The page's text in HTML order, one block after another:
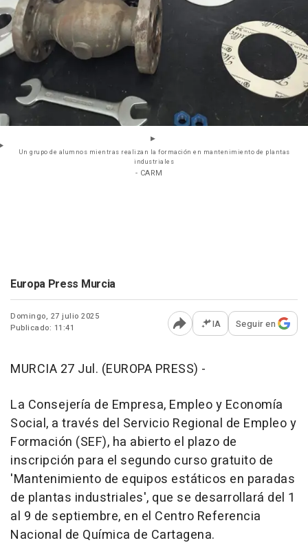
Un grupo de alumnos mientras realizan la formación en mantenimiento de plantas
industriales
- CARM
Europa Press Murcia
Domingo, 27 julio 2025
Publicado: 11:41
Abrir opciones para
IA Seguir en
MURCIA 27 Jul. (EUROPA PRESS) -
La Consejería de Empresa, Empleo y Economía
Social, a través del Servicio Regional de Empleo y
Formación (SEF), ha abierto el plazo de
inscripción para el segundo curso gratuito de
'Mantenimiento de equipos estáticos en paradas
de plantas industriales', que se desarrollará del 1
al 9 de septiembre, en el Centro Referencia
Nacional de Química de Cartagena.